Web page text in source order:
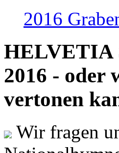
2016
HELVETIA
2016 - oder
vertonen
Wir fragen